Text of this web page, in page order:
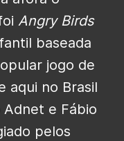
Angry Birds
baseada
jogo de
aqui no Brasil
e Fábio
pelos